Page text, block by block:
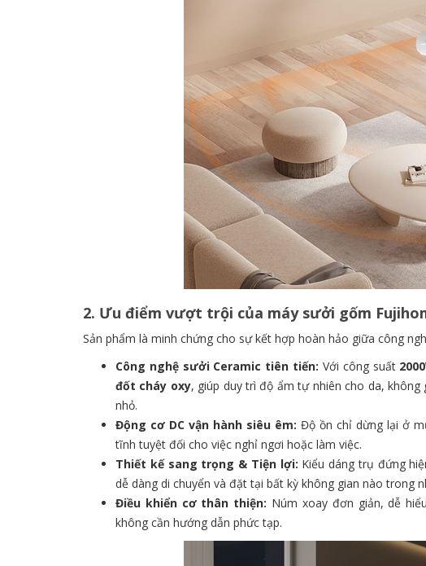
2. Ưu điểm vượt trội của máy sưởi gốm
Sản phẩm là minh chứng cho sự kết hợp hoàn hảo giữa công
Công nghệ sưởi Ceramic tiên tiến: Với công suất
đốt cháy oxy, giúp duy trì độ ẩm tự nhiên cho da,
nhỏ.
Động cơ DC vận hành siêu êm: Độ ồn chỉ dừng lại ở
tĩnh tuyệt đối cho việc nghỉ ngơi hoặc làm việc.
Thiết kế sang trọng & Tiện lợi: Kiểu dáng trụ đứng
dễ dàng di chuyển và đặt tại bất kỳ không gian nào trong
Điều khiển cơ thân thiện: Núm xoay đơn giản, dễ
không cần hướng dẫn phức tạp.